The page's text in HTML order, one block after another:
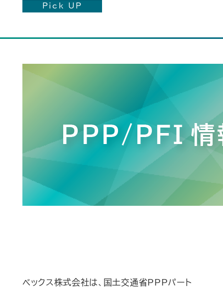
Pick UP
ベックス株式会社は、国土交通省PPPパート